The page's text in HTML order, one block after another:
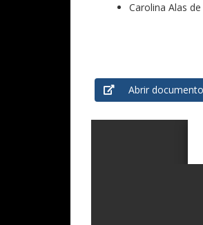
Carolina Alas
Abrir documento